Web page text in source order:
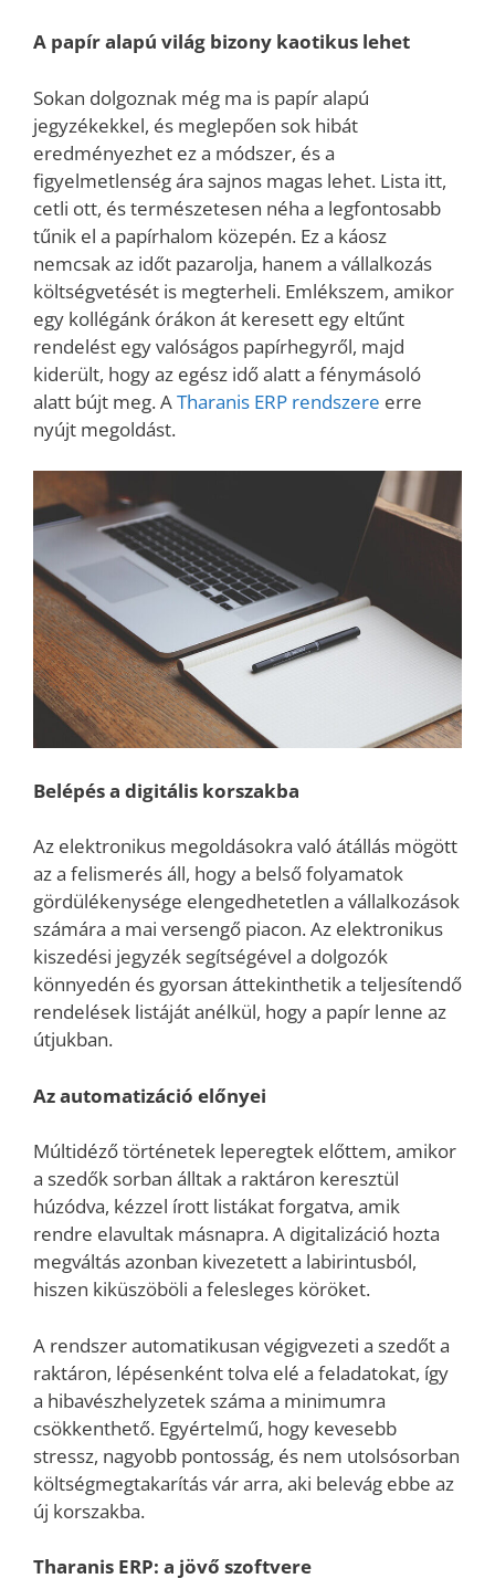
A papír alapú világ bizony kaotikus lehet
Sokan dolgoznak még ma is papír alapú
jegyzékekkel, és meglepően sok hibát
eredményezhet ez a módszer, és a
figyelmetlenség ára sajnos magas lehet. Lista itt,
cetli ott, és természetesen néha a legfontosabb
tűnik el a papírhalom közepén. Ez a káosz
nemcsak az időt pazarolja, hanem a vállalkozás
költségvetését is megterheli. Emlékszem, amikor
egy kollégánk órákon át keresett egy eltűnt
rendelést egy valóságos papírhegyről, majd
kiderült, hogy az egész idő alatt a fénymásoló
alatt bújt meg. ATharanis ERP rendszere erre
nyújt megoldást.
Belépés a digitális korszakba
Az elektronikus megoldásokra való átállás mögött
az a felismerés áll, hogy a belső folyamatok
gördülékenysége elengedhetetlen a vállalkozások
számára a mai versengő piacon. Az elektronikus
kiszedési jegyzék segítségével a dolgozók
könnyedén és gyorsan áttekinthetik a teljesítendő
rendelések listáját anélkül, hogy a papír lenne az
útjukban.
Az automatizáció előnyei
Múltidéző történetek leperegtek előttem, amikor
a szedők sorban álltak a raktáron keresztül
húzódva, kézzel írott listákat forgatva, amik
rendre elavultak másnapra. A digitalizáció hozta
megváltás azonban kivezetett a labirintusból,
hiszen kiküszöböli a felesleges köröket.
A rendszer automatikusan végigvezeti a szedőt a
raktáron, lépésenként tolva elé a feladatokat, így
a hibavészhelyzetek száma a minimumra
csökkenthető. Egyértelmű, hogy kevesebb
stressz, nagyobb pontosság, és nem utolsósorban
költségmegtakarítás vár arra, aki belevág ebbe az
új korszakba.
Tharanis ERP: a jövő szoftvere